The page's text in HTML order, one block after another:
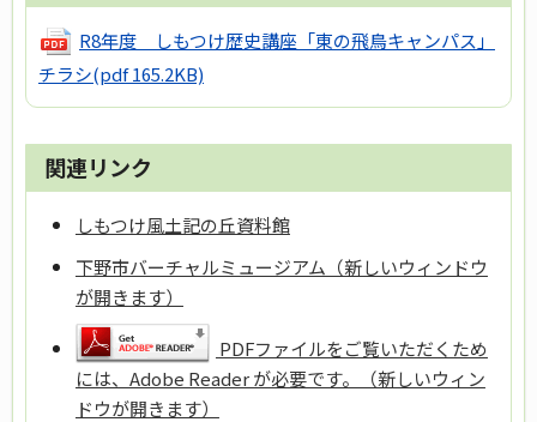
R8年度 しもつけ歴史講座「東の飛鳥キャンパス」
チラシ(pdf 165.2KB)
関連リンク
しもつけ風土記の丘資料館
下野市バーチャルミュージアム（新しいウィンドウ
が開きます）
PDFファイルをご覧いただくため
には、Adobe Reader が必要です。（新しいウィン
ドウが開きます）